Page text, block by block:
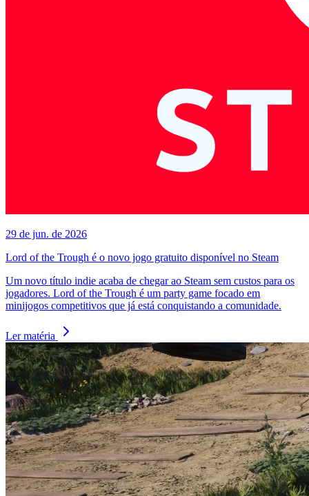
29 de jun. de 2026
Lord of the Trough é o novo jogo gratuito disponível no Steam
Um novo título indie acaba de chegar ao Steam sem custos para os
jogadores. Lord of the Trough é um party game focado em
minijogos competitivos que já está conquistando a comunidade.
Ler matéria